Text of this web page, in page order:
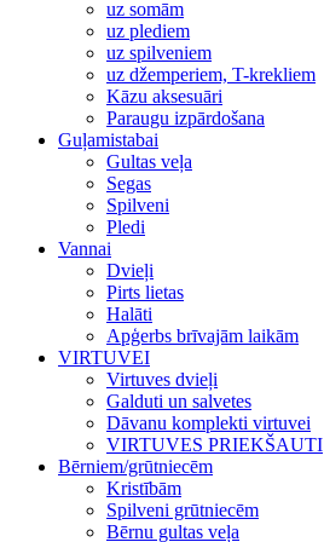
uz somām
uz plediem
uz spilveniem
uz džemperiem, T-krekliem
Kāzu aksesuāri
Paraugu izpārdošana
Guļamistabai
Gultas veļa
Segas
Spilveni
Pledi
Vannai
Dvieļi
Pirts lietas
Halāti
Apģerbs brīvajām laikām
VIRTUVEI
Virtuves dvieļi
Galduti un salvetes
Dāvanu komplekti virtuvei
VIRTUVES PRIEKŠAUTI
Bērniem/grūtniecēm
Kristībām
Spilveni grūtniecēm
Bērnu gultas veļa